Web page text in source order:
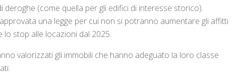
deroghe (come quella per gli edifici di interesse storico).
una legge per cui non si potranno aumentare gli affitti
lo stop alle locazioni dal 2025.
valorizzati gli immobili che hanno adeguato la loro classe